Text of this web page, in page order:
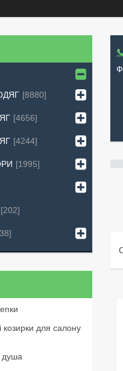
8880
4656
4244
1995
202
38
козирки для салону
душа